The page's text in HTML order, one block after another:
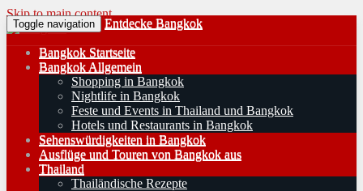
Skip to main content
Toggle navigation Entdecke Bangkok
Bangkok Startseite
Bangkok Allgemein
Shopping in Bangkok
Nightlife in Bangkok
Feste und Events in Thailand und Bangkok
Hotels und Restaurants in Bangkok
Sehenswürdigkeiten in Bangkok
Ausflüge und Touren von Bangkok aus
Thailand
Thailändische Rezepte